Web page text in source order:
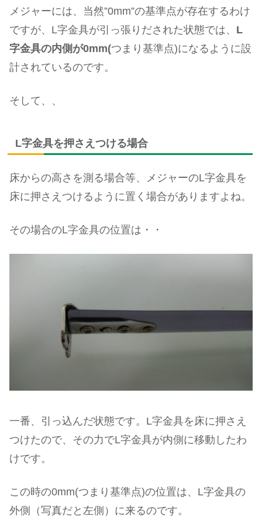
メジャーには、当然”0mm”の基準点が存在するわけ
ですが、L字金具が引っ張りだされた状態では、 L
字金具の内側が0mm(つまり基準点)になるように設
計されているのです。
そして、、
L字金具を押さえつける場合
床からの高さを測る場合等、メジャーのL字金具を
床に押さえつけるように置く場合がありますよね。
その場合のL字金具の位置は・・
一番、引っ込んだ状態です。L字金具を床に押さえ
つけたので、その力でL字金具が内側に移動したわ
けです。
この時の0mm(つまり基準点)の位置は、L字金具の
外側（写真だと左側）に来るのです。